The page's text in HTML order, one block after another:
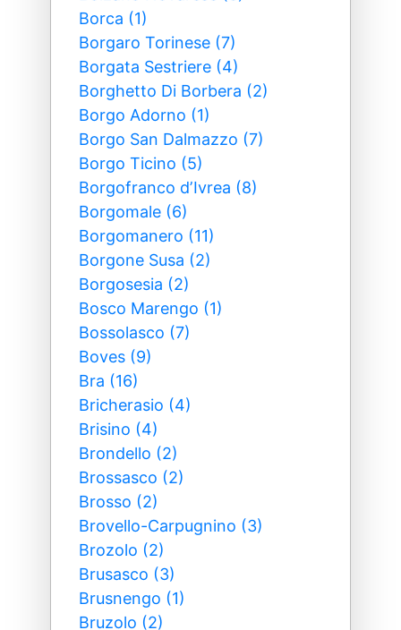
Borca (1)
Borgaro Torinese (7)
Borgata Sestriere (4)
Borghetto Di Borbera (2)
Borgo Adorno (1)
Borgo San Dalmazzo (7)
Borgo Ticino (5)
Borgofranco dʼIvrea (8)
Borgomale (6)
Borgomanero (11)
Borgone Susa (2)
Borgosesia (2)
Bosco Marengo (1)
Bossolasco (7)
Boves (9)
Bra (16)
Bricherasio (4)
Brisino (4)
Brondello (2)
Brossasco (2)
Brosso (2)
Brovello-Carpugnino (3)
Brozolo (2)
Brusasco (3)
Brusnengo (1)
Bruzolo (2)